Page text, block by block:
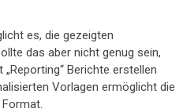
es, die gezeigten
das aber nicht genug sein,
Berichte erstellen
Vorlagen ermöglicht die